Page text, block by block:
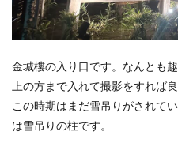
金城樓の入り口です。なんとも
上の方まで入れて撮影をすれば
この時期はまだ雪吊りがされて
は雪吊りの柱です。